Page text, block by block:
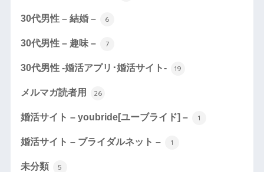
30代男性 – 結婚 – 6
30代男性 – 趣味 – 7
30代男性 -婚活アプリ･婚活サイト- 19
メルマガ読者用 26
婚活サイト – youbride[ユーブライド] – 1
婚活サイト – ブライダルネット – 1
未分類 5